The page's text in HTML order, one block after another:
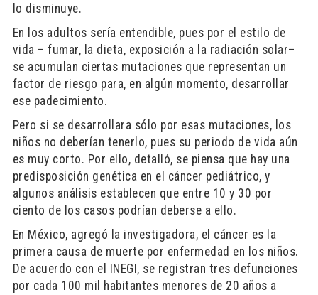
lo disminuye.
En los adultos sería entendible, pues por el estilo de
vida – fumar, la dieta, exposición a la radiación solar–
se acumulan ciertas mutaciones que representan un
factor de riesgo para, en algún momento, desarrollar
ese padecimiento.
Pero si se desarrollara sólo por esas mutaciones, los
niños no deberían tenerlo, pues su periodo de vida aún
es muy corto. Por ello, detalló, se piensa que hay una
predisposición genética en el cáncer pediátrico, y
algunos análisis establecen que entre 10 y 30 por
ciento de los casos podrían deberse a ello.
En México, agregó la investigadora, el cáncer es la
primera causa de muerte por enfermedad en los niños.
De acuerdo con el INEGI, se registran tres defunciones
por cada 100 mil habitantes menores de 20 años a